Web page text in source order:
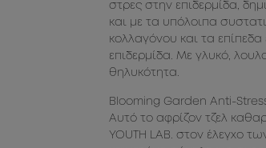
στρες στην επιδερμίδα,
και με τα υπόλοιπα
κολλαγόνου και τα
επιδερμίδα. Με γλυκό,
θηλυκότητα.
Blooming Garden Anti-
Αυτό το αφρίζον τζελ
YOUTH LAB. στον έλεγχο